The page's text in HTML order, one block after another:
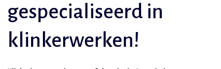
gespecialiseerd in
klinkerwerken!